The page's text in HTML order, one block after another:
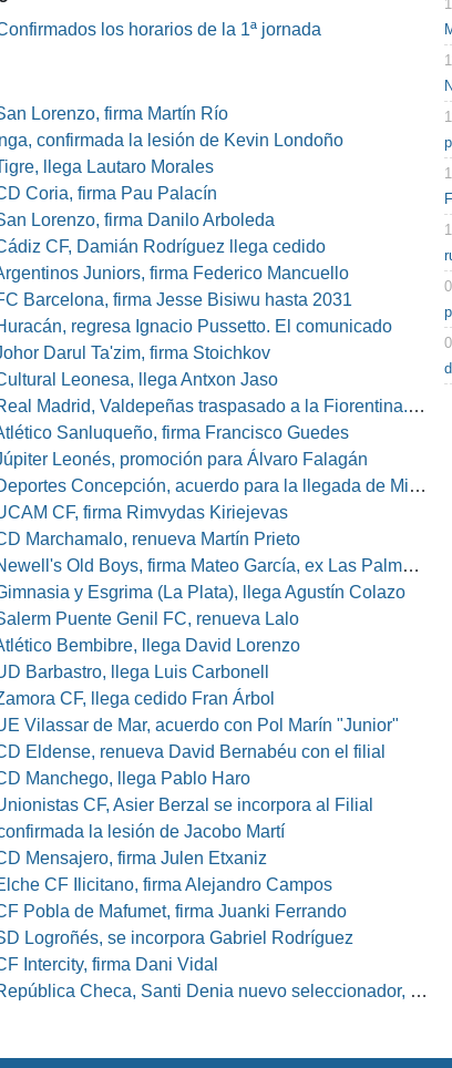
los horarios de la 1ª jornada
Lorenzo, firma Martín Río
confirmada la lesión de Kevin Londoño
llega Lautaro Morales
Coria, firma Pau Palacín
Lorenzo, firma Danilo Arboleda
CF, Damián Rodríguez llega cedido
Juniors, firma Federico Mancuello
Barcelona, firma Jesse Bisiwu hasta 2031
regresa Ignacio Pussetto. El comunicado
Darul Ta'zim, firma Stoichkov
Leonesa, llega Antxon Jaso
Madrid, Valdepeñas traspasado a la Fiorentina. El comunicado
Sanluqueño, firma Francisco Guedes
Leonés, promoción para Álvaro Falagán
Concepción, acuerdo para la llegada de Miguel Barbieri
CF, firma Rimvydas Kiriejevas
Marchamalo, renueva Martín Prieto
Old Boys, firma Mateo García, ex Las Palmas, Osasuna o Alcorcón
y Esgrima (La Plata), llega Agustín Colazo
Puente Genil FC, renueva Lalo
Bembibre, llega David Lorenzo
Barbastro, llega Luis Carbonell
CF, llega cedido Fran Árbol
Vilassar de Mar, acuerdo con Pol Marín "Junior"
Eldense, renueva David Bernabéu con el filial
Manchego, llega Pablo Haro
CF, Asier Berzal se incorpora al Filial
la lesión de Jacobo Martí
Mensajero, firma Julen Etxaniz
CF Ilicitano, firma Alejandro Campos
Pobla de Mafumet, firma Juanki Ferrando
Logroñés, se incorpora Gabriel Rodríguez
Intercity, firma Dani Vidal
Checa, Santi Denia nuevo seleccionador, Pablo Amo su ayudante